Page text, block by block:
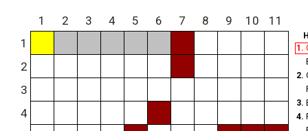
1.
2.
3.
4.
1 2 3 4 5 6 7 8 9 10
11
1
2
3
4